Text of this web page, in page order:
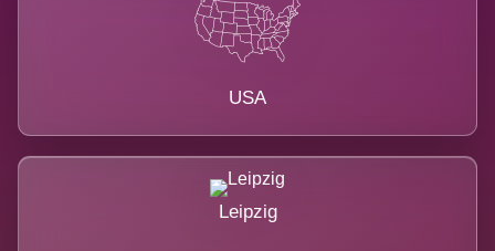
USA
Leipzig